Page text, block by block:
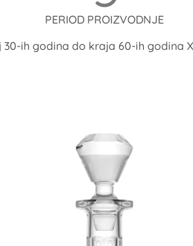
PERIOD PROIZVODNJE
30-ih godina do kraja 60-ih godina